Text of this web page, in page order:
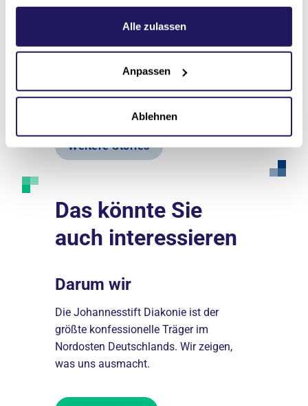
Weitere Informationen hierzu finden Sie in unserer
.Alle zulassen
Anpassen
Ablehnen
06.04.2021 Pflege
Zur Story
Weitere Stories
Das könnte Sie
auch interessieren
Darum wir
Die Johannesstift Diakonie ist der
größte konfessionelle Träger im
Nordosten Deutschlands. Wir zeigen,
was uns ausmacht.